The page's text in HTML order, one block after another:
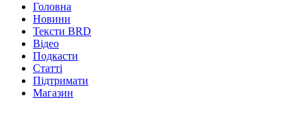
Головна
Новини
Тексти BRD
Відео
Подкасти
Статті
Підтримати
Магазин